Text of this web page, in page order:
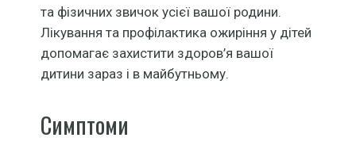
та фізичних звичок усієї вашої родини.
Лікування та профілактика ожиріння у дітей
допомагає захистити здоров’я вашої
дитини зараз і в майбутньому.
Симптоми